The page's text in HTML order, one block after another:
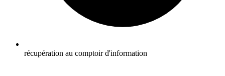
récupération au comptoir d'information